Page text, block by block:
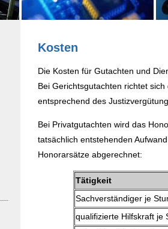
Kosten
Die Kosten für Gutachten und
Bei Gerichtsgutachten richtet
entsprechend des
Bei Privatgutachten wird das
tatsächlich entstehenden
Honorarsätze abgerechnet:
Tätigkeit
Sachverständiger je
qualifizierte Hilfskraft je